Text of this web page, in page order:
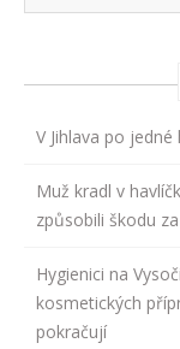
V Jihlava po
Muž kradl v
způsobili škodu
Hygienici na
kosmetických
pokračují